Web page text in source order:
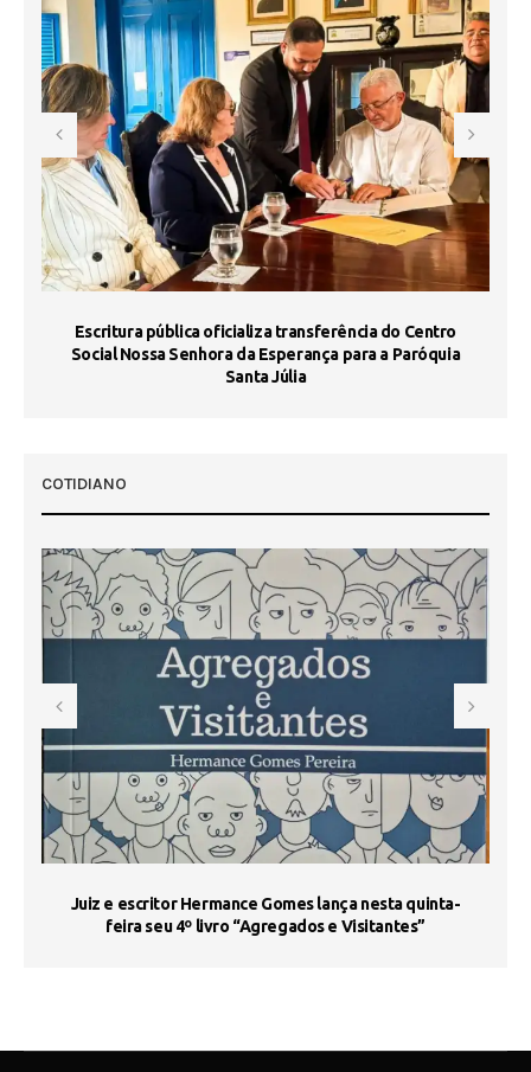
Escritura pública oficializa transferência do Centro
Social Nossa Senhora da Esperança para a Paróquia
Santa Júlia
COTIDIANO
Juiz e escritor Hermance Gomes lança nesta quinta-
feira seu 4º livro “Agregados e Visitantes”